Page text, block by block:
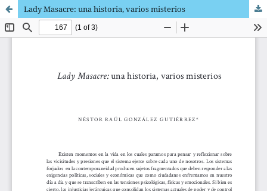
Lady Masacre: una historia, varios misterios